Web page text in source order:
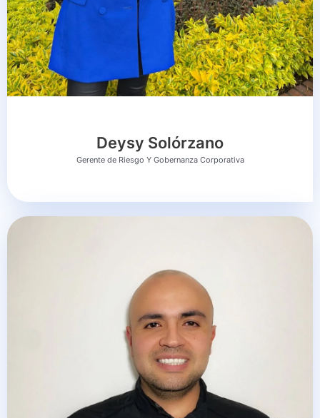
Deysy Solórzano
Gerente de Riesgo Y Gobernanza Corporativa